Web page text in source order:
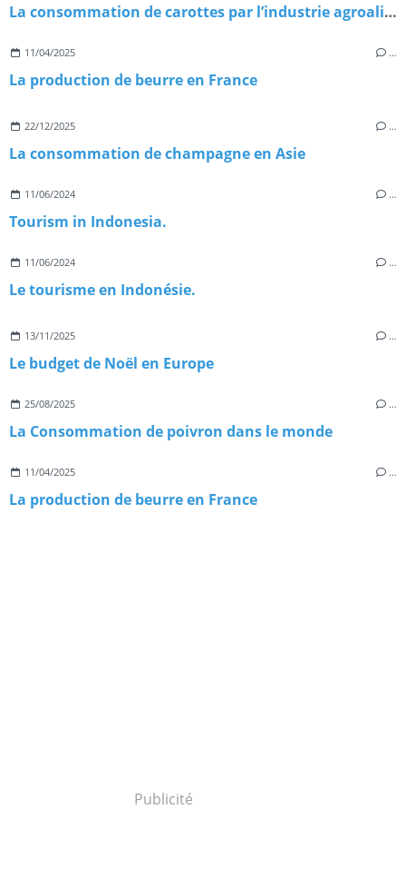
La consommation de carottes par l’industrie agroalimentaire
11/04/2025 …
La production de beurre en France
22/12/2025 …
La consommation de champagne en Asie
11/06/2024 …
Tourism in Indonesia.
11/06/2024 …
Le tourisme en Indonésie.
13/11/2025 …
Le budget de Noël en Europe
25/08/2025 …
La Consommation de poivron dans le monde
11/04/2025 …
La production de beurre en France
Publicité